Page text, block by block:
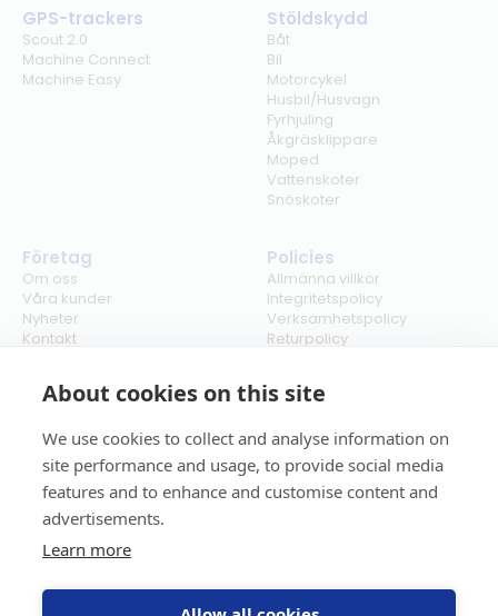
About cookies on this site
We use cookies to collect and analyse information on
site performance and usage, to provide social media
features and to enhance and customise content and
advertisements.
Learn more
GPS-trackers
Scout 2.0
Machine Connect
Machine Easy
Stöldskydd
Båt
Bil
Motorcykel
Husbil/Husvagn
Fyrhjuling
Åkgräsklippare
Moped
Vattenskoter
Snöskoter
Företag
Om oss
Våra kunder
Nyheter
Kontakt
Policies
Allmänna villkor
Integritetspolicy
Verksamhetspolicy
Returpolicy
Cookies